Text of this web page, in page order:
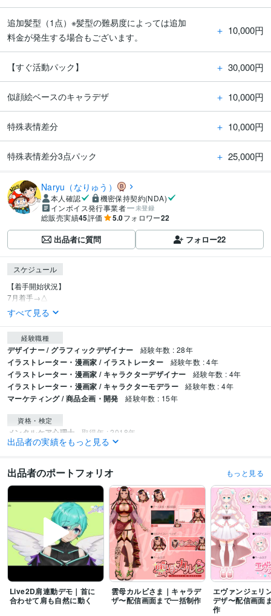
追加髪型（1点）※髪型の難易度によっては追加
料金が発生する場合もございます。
＋ 10,000円
【すぐ活動パック】 ＋ 30,000円
似顔絵ベースのキャラデザ ＋ 10,000円
特殊表情差分 ＋ 10,000円
特殊表情差分3点パック ＋ 25,000円
Naryu（なりゅう）
本人確認
機密保持契約(NDA)
インボイス発行事業者
未登録
総販売実績45評価 5.0フォロワー22
出品者に質問 フォロー22
スケジュール
【着手開始状況】
7月着手→△
すべて見る
経験職種
デザイナー / グラフィックデザイナー 経験年数 : 28年
イラストレーター・漫画家 / イラストレーター 経験年数 : 4年
イラストレーター・漫画家 / キャラクターデザイナー 経験年数 : 4年
イラストレーター・漫画家 / キャラクターモデラー 経験年数 : 4年
マーケティング / 商品企画・開発 経験年数 : 15年
資格・検定
メンタルケア心理士 取得年 : 2018年
Adobe Photoshop:28年
Live2D:3年Adobe After Effects:15年
得意分野
イラスト作成・漫画制作 VTuber向けLive2D制作
キャラクターデザイン Vtuber Live2D 立ち絵
モデリング
配信
歌ってみた
出品者の実績をもっと見る
出品者のポートフォリオ もっと見る
Live2D肩連動デモ｜首に
合わせて肩も自然に動く
雲母カルビさま｜キャラデ
ザ〜配信画面まで一括制作
エヴァンジェリ
デザ〜配信画面
作